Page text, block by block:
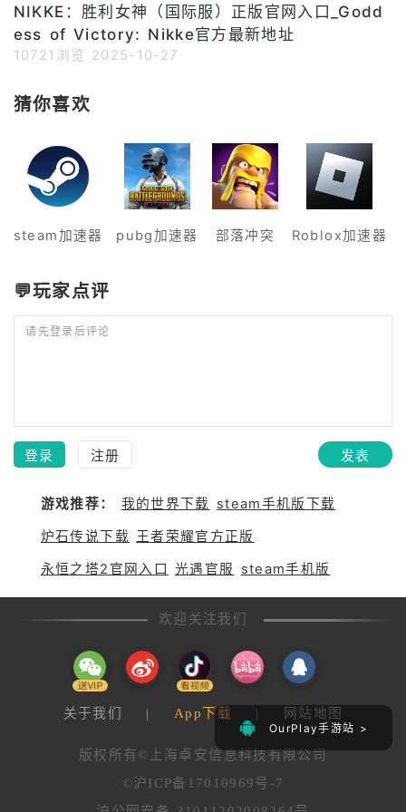
OurPlay手游站 >
点击【申请】，提交更正地区请求
⚠️不是巴西用户的话，不建议随便
填写CPF。先
NIKKE：胜利女神（国际服）正版官网入口_Godd
ess of Victory: Nikke官方最新地址
10721浏览 2025-10-27
猜你喜欢
steam加速器 pubg加速器 部落冲突 Roblox加速器
💬玩家点评
请先登录后评论
登录 注册 发表
游戏推荐： 我的世界下载 steam手机版下载
炉石传说下载 王者荣耀官方正版
永恒之塔2官网入口 光遇官服 steam手机版
欢迎关注我们
关于我们 | App下载 | 网站地图
版权所有©上海卓安信息科技有限公司
©沪ICP备17010969号-7